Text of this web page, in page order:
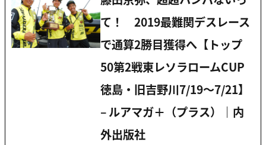
て！ 2019最難関デスレース
で通算2勝目獲得へ【トップ
50第2戦東レソラロームCUP
徳島・旧吉野川7/19〜7/21】
– ルアマガ＋（プラス）｜内
外出版社